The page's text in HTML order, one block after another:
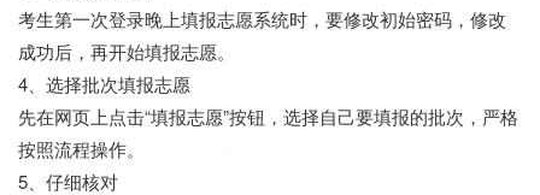
考生第一次登录晚上填报志愿系统时，要修改初始密码，修改
成功后，再开始填报志愿。
4、选择批次填报志愿
先在网页上点击“填报志愿”按钮，选择自己要填报的批次，严格
按照流程操作。
5、仔细核对